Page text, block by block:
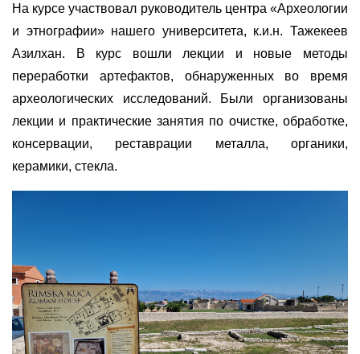
На курсеучаствовал руководитель центра «Археологии
и этнографии» нашего университета, к.и.н. Тажекеев
Азилхан. В курс вошли лекции и новые методы
переработки артефактов, обнаруженных во время
археологических исследований. Были организованы
лекции и практические занятия по очистке, обработке,
консервации, реставрации металла, органики,
керамики, стекла.